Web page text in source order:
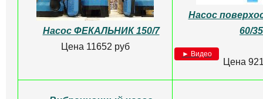
Насос ФЕКАЛЬНИК 150/7
Цена 11652 руб
Насос
60/
► Видео
Цена